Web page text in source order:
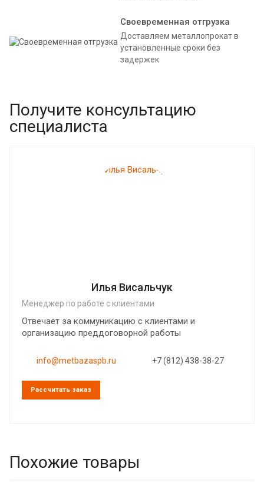
Своевременная отгрузка
Доставляем металлопрокат в
установленные сроки без
задержек
Получите консультацию
специалиста
Илья Висальчук
Менеджер по работе с клиентами
Отвечает за коммуникацию с клиентами и
организацию преддоговорной работы
info@metbazaspb.ru +7 (812) 438-38-27
Рассчитать заказ
Похожие товары